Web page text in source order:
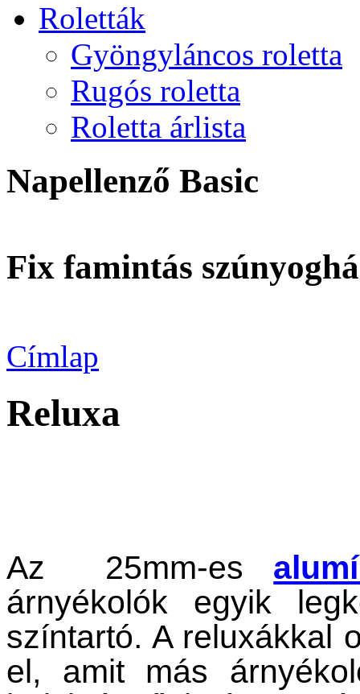
Roletták
Gyöngyláncos roletta
Rugós roletta
Roletta árlista
Napellenző Basic
Fix famintás
Címlap
Reluxa
Az 25mm-es
árnyékolók egyik
színtartó. A reluxákkal
el, amit más